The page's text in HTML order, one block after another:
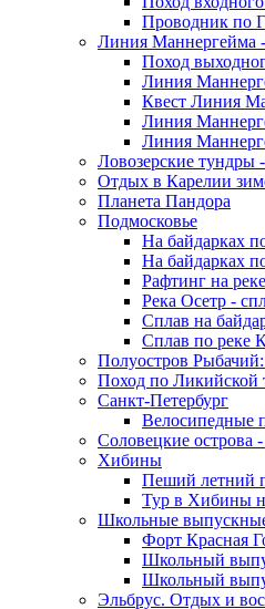
Проводник по
Линия Маннергейма
Поход
Линия
Квест Линия
Линия
Линия
Ловозерские
Отдых в Карелии
Планета Пандора
Подмосковье
На байдарках
На байдарках
Рафтинг на
Река Осетр -
Сплав на
Сплав по реке
Полуостров
Поход по Ликийской
Санкт-Петербург
Велосипедные
Соловецкие острова
Хибины
Пеший летний
Тур в Хибины
Школьные
Форт Красная
Школьный
Школьный
Эльбрус. Отдых и